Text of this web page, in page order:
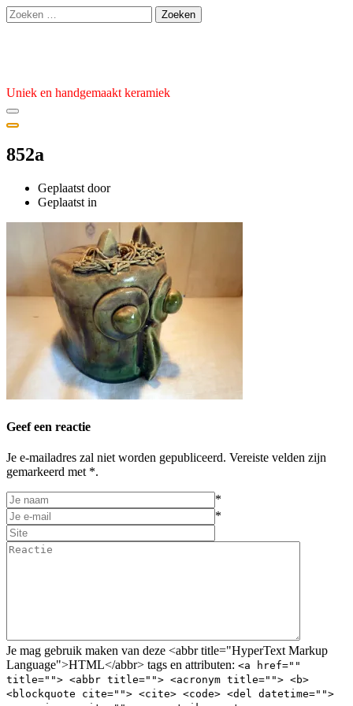
Ga
naar
Zoeken
naar:
Uniek en handgemaakt keramiek
852a
Geplaatst door
Geplaatst
3
2023
Geplaatst in
Geef een reactie
Je e-mailadres zal niet worden gepubliceerd. Vereiste velden zijn
gemarkeerd met *.
*
*
Je mag gebruik maken van deze <abbr title="HyperText Markup
Language">HTML</abbr> tags en attributen: <a href=""
title=""> <abbr title=""> <acronym title=""> <b>
<blockquote cite=""> <cite> <code> <del datetime="">